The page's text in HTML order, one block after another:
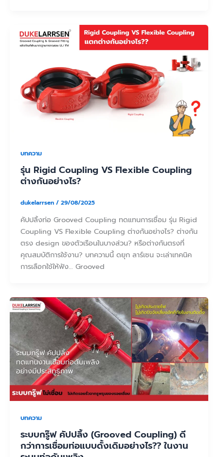
บทความ
รุ่น Rigid Coupling VS Flexible Coupling
ต่างกันอย่างไร?
dukelarrsen / 29/08/2025
คัปปลิ้งท่อ Grooved Coupling ทดแทนการเชื่อม รุ่น Rigid
Coupling VS Flexible Coupling ต่างกันอย่างไร? ต่างกัน
ตรง design ของตัวเรือนในบางส่วน? หรือต่างกันตรงที่
คุณสมบัติการใช้งาน? บทความนี้ ดยุก ลาร์เซน จะเล่าเทคนิค
การเลือกใช้ให้ฟัง… Grooved
บทความ
ระบบกรู๊ฟ คัปปลิ้ง (Grooved Coupling) ดี
กว่าการเชื่อมท่อแบบดั้งเดิมอย่างไร?? ในงาน